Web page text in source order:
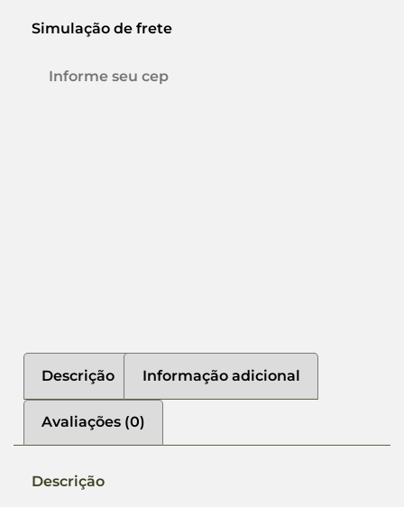
Simulação de frete
Descrição Informação adicional
Avaliações (0)
Descrição